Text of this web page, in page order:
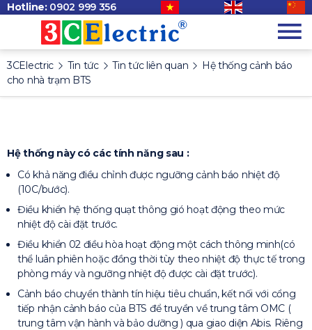
Hotline: 0902 999 356
3CElectric Tin tức Tin tức liên quan
Hệ thống cảnh báo
cho nhà trạm BTS
Hệ thống này có các tính năng sau :
Có khả năng điều chỉnh được ngưỡng cảnh báo nhiệt độ
(10C/bước).
Điều khiển hệ thống quạt thông gió hoạt động theo mức
nhiệt độ cài đặt trước.
Điều khiển 02 điều hòa hoạt động một cách thông minh(có
thể luân phiên hoặc đồng thời tùy theo nhiệt độ thực tế trong
phòng máy và ngưỡng nhiệt độ được cài đặt trước).
Cảnh báo chuyển thành tín hiệu tiêu chuẩn, kết nối với cổng
tiếp nhận cảnh báo của BTS để truyền về trung tâm OMC (
trung tâm vận hành và bảo dưỡng ) qua giao diện Abis. Riêng